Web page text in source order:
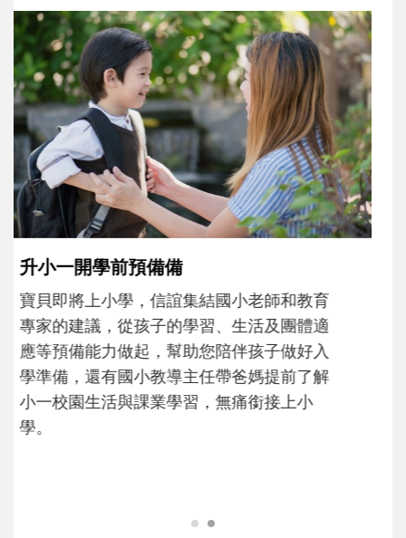
和孩子一起長大的那個男人│讀懂父親的
不同模樣
沒有人天生就擅長當爸爸！男人總是在一次
次「前所未有」的體驗中，跟著孩子一起長
大。從給予安全感的肢體遊戲，到獨立自
主、角色認同及解決問題的能力養成。爸爸